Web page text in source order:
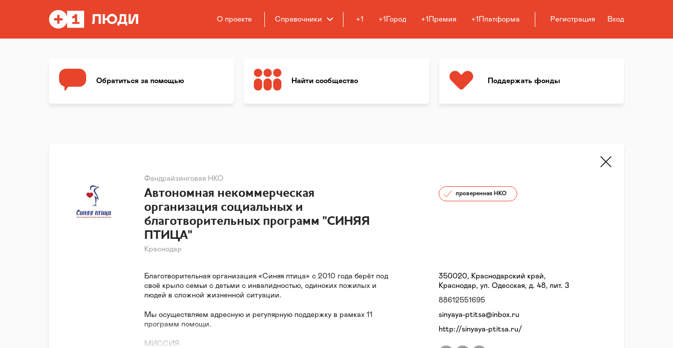
О проекте Справочники +1 +1Город +1Премия +1Платформа Регистрация Вход
Обратиться за помощью Найти сообщество Поддержать фонды
Фандрайзинговая НКО
Автономная некоммерческая
организация социальных и
благотворительных программ "СИНЯЯ
ПТИЦА"
Краснодар
проверенная НКО
Благотворительная организация «Синяя птица» с 2010 года берёт под
своё крыло семьи с детьми с инвалидностью, одиноких пожилых и
людей в сложной жизненной ситуации.
Мы осуществляем адресную и регулярную поддержку в рамках 11
программ помощи.
МИССИЯ
350020, Краснодарский край,
Краснодар, ул. Одесская, д. 48, лит. З
88612551695
sinyaya-ptitsa@inbox.ru
http://sinyaya-ptitsa.ru/